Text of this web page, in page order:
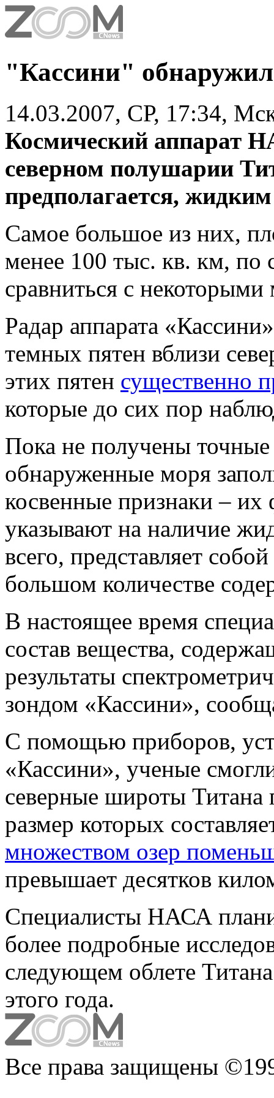
"Кассини"
14.03.2007, СР, 17:34,
Космический аппарат
северном полушарии
предполагается,
Самое большое из них,
менее 100 тыс. кв. км, по
сравниться с
Радар аппарата
темных пятен вблизи
этих пятен существенно
которые до сих пор
Пока не получены точные
обнаруженные моря
косвенные признаки –
указывают на наличие
всего, представляет
большом количестве
В настоящее время
состав вещества,
результаты
зондом «Кассини»,
С помощью приборов,
«Кассини», ученые
северные широты
размер которых
множеством озер
превышает десятков
Специалисты НАСА
более подробные
следующем облете
этого года.
Все права защищены